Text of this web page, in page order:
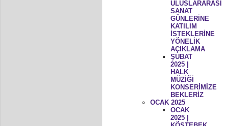
ULUSLARARASI
SANAT
GÜNLERİNE
KATILIM
İSTEKLERİNE
YÖNELİK
AÇIKLAMA
ŞUBAT
2025 |
HALK
MÜZİĞİ
KONSERİMİZE
BEKLERİZ
OCAK 2025
OCAK
2025 |